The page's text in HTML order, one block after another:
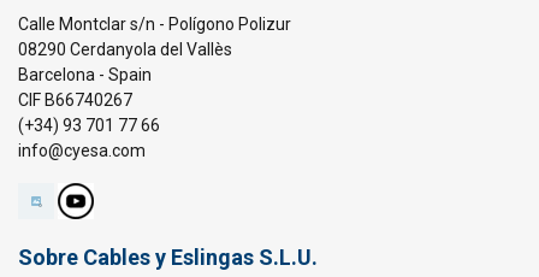
Calle Montclar s/n - Polígono Polizur
08290 Cerdanyola del Vallès
Barcelona - Spain
CIF B66740267
(+34) 93 701 77 66
info@cyesa.com
Sobre Cables y Eslingas S.L.U.